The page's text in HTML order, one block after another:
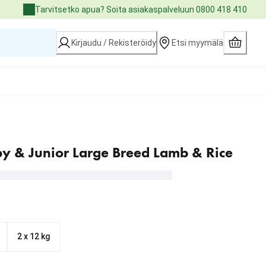
Tarvitsetko apua? Soita asiakaspalveluun 0800 418 410
Kirjaudu / Rekisteröidy Etsi myymälä
& Junior Large Breed Lamb & Rice
2 x 12 kg